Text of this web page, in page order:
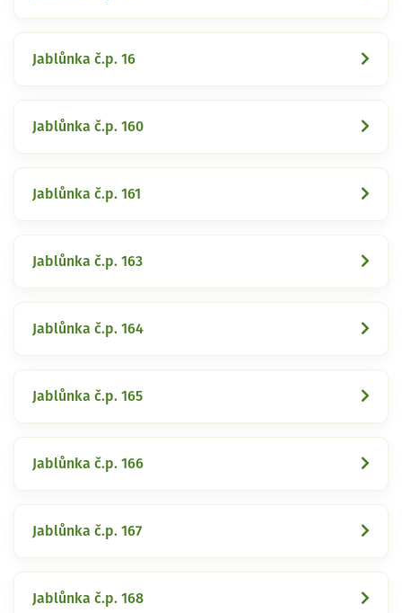
Jablůnka č.p. 16
Jablůnka č.p. 160
Jablůnka č.p. 161
Jablůnka č.p. 163
Jablůnka č.p. 164
Jablůnka č.p. 165
Jablůnka č.p. 166
Jablůnka č.p. 167
Jablůnka č.p. 168